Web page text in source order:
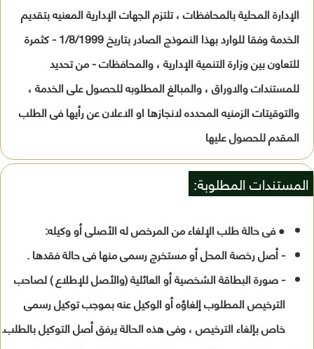
الإدارة المحلية بالمحافظات ، تلتزم الجهات الإدارية المعنيه بتقديم
الخدمة وفقا للوارد بهذا النموذج الصادر بتاريخ 1/8/1999 - كثمرة
للتعاون بين وزارة التنمية الإدارية ، والمحافظات - من تحديد
للمستندات والاوراق ، والمبالغ المطلوبه للحصول على الخدمة ،
والتوقيتات الزمنيه المحدده لانجازها او الاعلان عن رأيها فى الطلب
المقدم للحصول عليها
المستندات المطلوبة:
● فى حالة طلب الإلغاء من المرخص له الأصلى أو وكيله:
- أصل رخصة المحل أو مستخرج رسمى منها فى حالة فقدها .
- صورة البطاقة الشخصية أو العائلية (والأصل للإطلاع ) لصاحب
الترخيص المطلوب إلغاؤه أو الوكيل عنه بموجب توكيل رسمى
خاص بإلغاء الترخيص ، وفى هذه الحالة يرفق أصل التوكيل بالطلب.